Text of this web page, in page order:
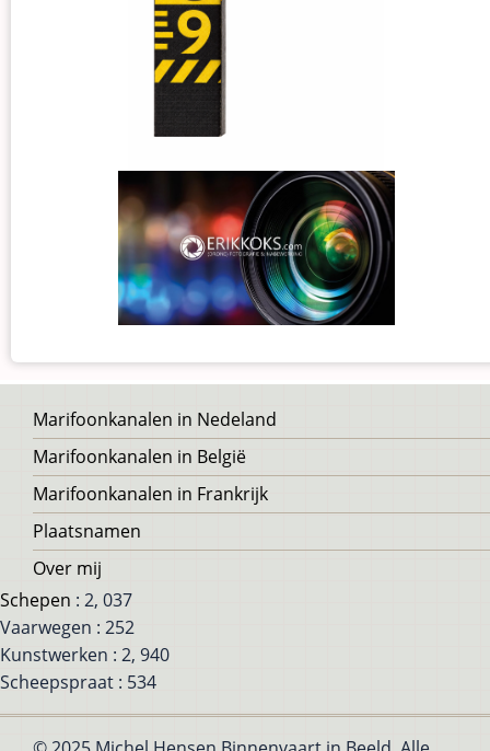
Voet
Marifoonkanalen in Nedeland
Marifoonkanalen in België
Marifoonkanalen in Frankrijk
Plaatsnamen
Over mij
Schepen : 2, 037
Vaarwegen : 252
Kunstwerken : 2, 940
Scheepspraat : 534